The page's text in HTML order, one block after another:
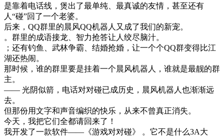
是靠着电话线，煲出了最单纯、最真诚的友情，甚至还有
人“碰”回了一个老婆。
后来，QQ群里的晨风QQ机器人又成了我们的新宠。
。群里的成语接龙、智力抢答让人绞尽脑汁。
；还有钓鱼、武林争霸、结婚抢婚，让一个个QQ群变得比江
湖还热闹。
那时候，谁的群里要是挂着一个晨风机器人，谁就是最靓的群
主。
—— 光阴似箭，电话对对碰已成历史，晨风机器人也渐渐远
去。
但那份用文字和声音编织的快乐，从来不曾真正消失。
今天，我把它们全都请回来了！
我开发了一款软件——《游戏对对碰》 。它不是什么3A大